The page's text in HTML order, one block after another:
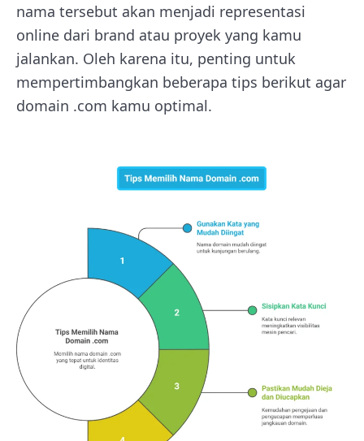
nama tersebut akan menjadi representasi
online dari brand atau proyek yang kamu
jalankan. Oleh karena itu, penting untuk
mempertimbangkan beberapa tips berikut agar
domain .com kamu optimal.